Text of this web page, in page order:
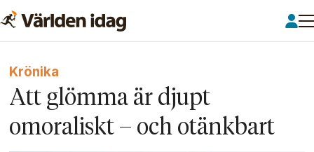
Krönika
Att glömma är djupt
omoraliskt – och otänkbart